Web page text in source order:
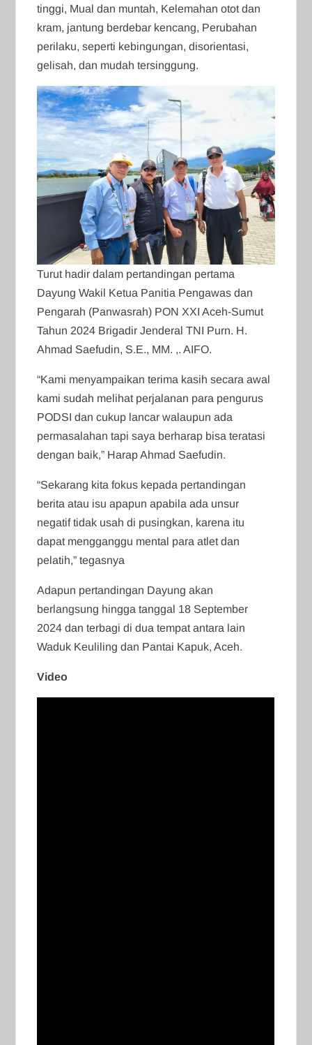
tinggi, Mual dan muntah, Kelemahan otot dan
kram, jantung berdebar kencang, Perubahan
perilaku, seperti kebingungan, disorientasi,
gelisah, dan mudah tersinggung.
Turut hadir dalam pertandingan pertama
Dayung Wakil Ketua Panitia Pengawas dan
Pengarah (Panwasrah) PON XXI Aceh-Sumut
Tahun 2024 Brigadir Jenderal TNI Purn. H.
Ahmad Saefudin, S.E., MM. ,. AIFO.
“Kami menyampaikan terima kasih secara awal
kami sudah melihat perjalanan para pengurus
PODSI dan cukup lancar walaupun ada
permasalahan tapi saya berharap bisa teratasi
dengan baik,” Harap Ahmad Saefudin.
“Sekarang kita fokus kepada pertandingan
berita atau isu apapun apabila ada unsur
negatif tidak usah di pusingkan, karena itu
dapat mengganggu mental para atlet dan
pelatih,” tegasnya
Adapun pertandingan Dayung akan
berlangsung hingga tanggal 18 September
2024 dan terbagi di dua tempat antara lain
Waduk Keuliling dan Pantai Kapuk, Aceh.
Video